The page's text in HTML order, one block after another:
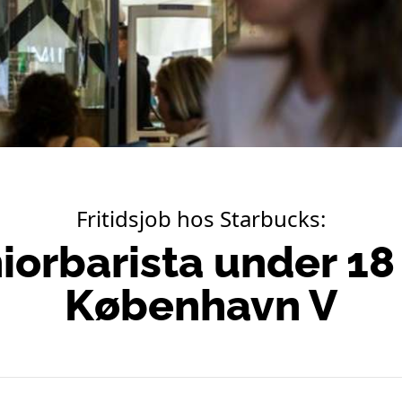
Fritidsjob hos Starbucks:
under 18
København V